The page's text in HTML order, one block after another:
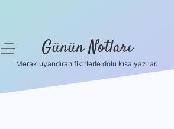
menüyü
Günün Notları
Merak uyandıran fikirlerle dolu kısa yazılar.